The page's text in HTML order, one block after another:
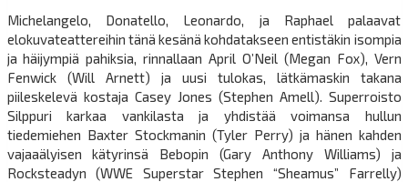
Michelangelo, Donatello, Leonardo, ja Raphael palaavat
elokuvateattereihin tänä kesänä kohdatakseen entistäkin isompia
ja häijympiä pahiksia, rinnallaan April O’Neil (Megan Fox), Vern
Fenwick (Will Arnett) ja uusi tulokas, lätkämaskin takana
piileskelevä kostaja Casey Jones (Stephen Amell). Superroisto
Silppuri karkaa vankilasta ja yhdistää voimansa hullun
tiedemiehen Baxter Stockmanin (Tyler Perry) ja hänen kahden
vajaaälyisen kätyrinsä Bebopin (Gary Anthony Williams) ja
Rocksteadyn (WWE Superstar Stephen “Sheamus” Farrelly)